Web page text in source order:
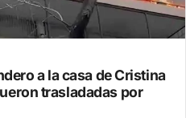
a la casa de Cristina
trasladadas por